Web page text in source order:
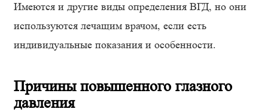
Имеются и другие виды определения ВГД, но они
используются лечащим врачом, если есть
индивидуальные показания и особенности.
Причины повышенного глазного
давления